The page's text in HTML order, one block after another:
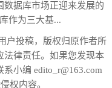
数据库市场正迎来发展的
作为三大基...
户投稿，版权归原作者所
法律责任。如果您发现本
小编 edito_r@163.com
权内容。